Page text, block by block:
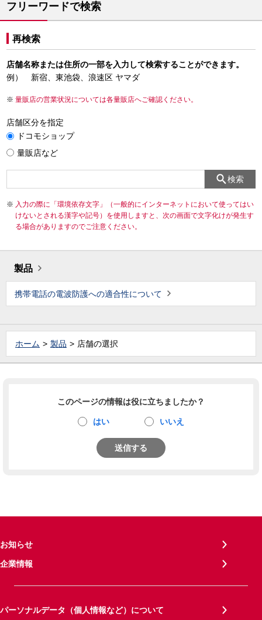
フリーワードで検索
再検索
店舗名称または住所の一部を入力して検索することができます。
例） 新宿、東池袋、浪速区 ヤマダ
量販店の営業状況については各量販店へご確認ください。
店舗区分を指定
ドコモショップ
量販店など
検索
入力の際に「環境依存文字」（一般的にインターネットにおいて使ってはい
けないとされる漢字や記号）を使用しますと、次の画面で文字化けが発生す
る場合がありますのでご注意ください。
製品
携帯電話の電波防護への適合性について
ホーム 製品 店舗の選択
このページの情報は役に立ちましたか？
はい いいえ
送信する
お知らせ
企業情報
パーソナルデータ（個人情報など）について